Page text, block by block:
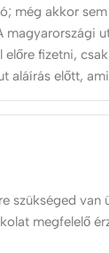
még akkor
magyarországi
előre fizetni,
aláírás előtt,
szükséged van
megfelelő